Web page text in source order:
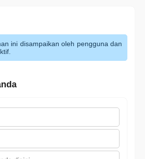
ini disampaikan oleh pengguna dan